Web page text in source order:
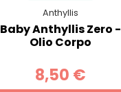
Anthyllis
Baby Anthyllis Zero -
Olio Corpo
8,50 €